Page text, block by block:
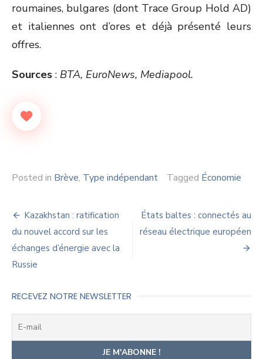
roumaines, bulgares (dont Trace Group Hold AD)
et italiennes ont d’ores et déjà présenté leurs
offres.
Sources : BTA, EuroNews, Mediapool.
Posted in Brève, Type indépendant Tagged Économie
Navigation
de
l’article
Kazakhstan : ratification
du nouvel accord sur les
échanges d’énergie avec la
Russie
États baltes : connectés au
réseau électrique européen
RECEVEZ NOTRE NEWSLETTER